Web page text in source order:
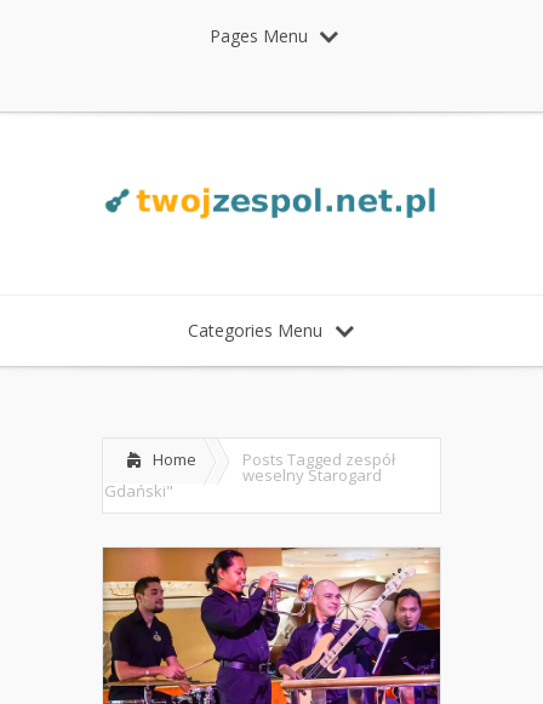
Pages Menu
Categories Menu
Home Posts Tagged zespół
weselny Starogard
Gdański"